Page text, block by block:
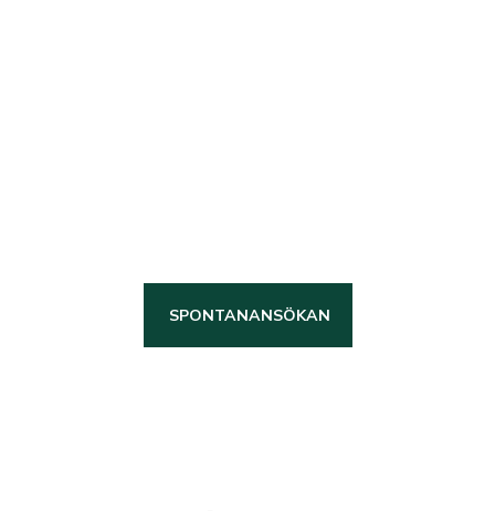
SPONTANANSÖKAN